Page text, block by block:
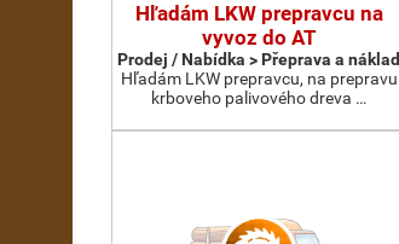
Hľadám LKW prepravcu na
vyvoz do AT
Prodej / Nabídka > Přeprava a náklad
Hľadám LKW prepravcu, na prepravu
krboveho palivového dreva …